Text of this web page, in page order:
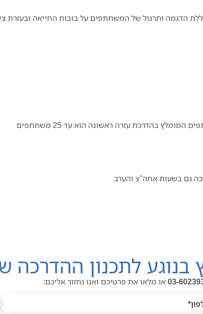
הדגמה ותרגול של המשתתפים על בובות החייאה ובעזרת
בהדרכת עזרה ראשונה הוא עד 25 משתתפים
גם בשעות אחה"צ והערב
בנוגע לתכנון ההדרכה
03-או מלאו את פרטיכם ואנו נחזור אליכם: